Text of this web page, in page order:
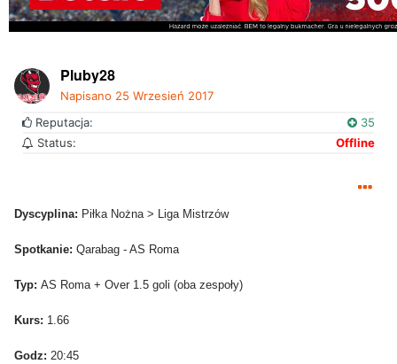
Pluby28
Napisano 25 Wrzesień 2017
Reputacja:
35
Status:
Offline
Dyscyplina: Piłka Nożna > Liga Mistrzów
Spotkanie: Qarabag - AS Roma
Typ: AS Roma + Over 1.5 goli (oba zespoły)
Kurs: 1.66
Godz: 20:45